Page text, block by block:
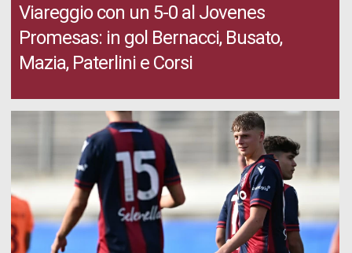
Viareggio con un 5-0 al Jovenes
Promesas: in gol Bernacci, Busato,
Mazia, Paterlini e Corsi